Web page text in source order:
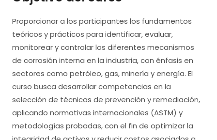
Proporcionar a los participantes los fundamentos
teóricos y prácticos para identificar, evaluar,
monitorear y controlar los diferentes mecanismos
de corrosión interna en la industria, con énfasis en
sectores como petróleo, gas, minería y energía. El
curso busca desarrollar competencias en la
selección de técnicas de prevención y remediación,
aplicando normativas internacionales (ASTM) y
metodologías probadas, con el fin de optimizar la